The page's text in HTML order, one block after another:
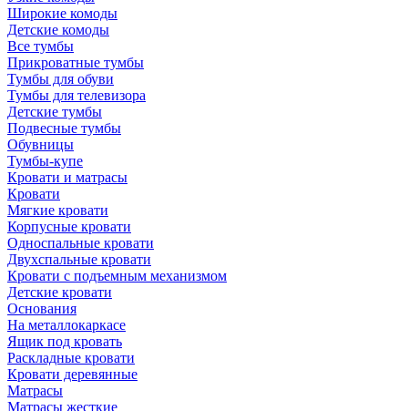
Широкие комоды
Детские комоды
Все тумбы
Прикроватные тумбы
Тумбы для обуви
Тумбы для телевизора
Детские тумбы
Подвесные тумбы
Обувницы
Тумбы-купе
Кровати и матрасы
Кровати
Мягкие кровати
Корпусные кровати
Односпальные кровати
Двухспальные кровати
Кровати с подъемным механизмом
Детские кровати
Основания
На металлокаркасе
Ящик под кровать
Раскладные кровати
Кровати деревянные
Матрасы
Матрасы жесткие